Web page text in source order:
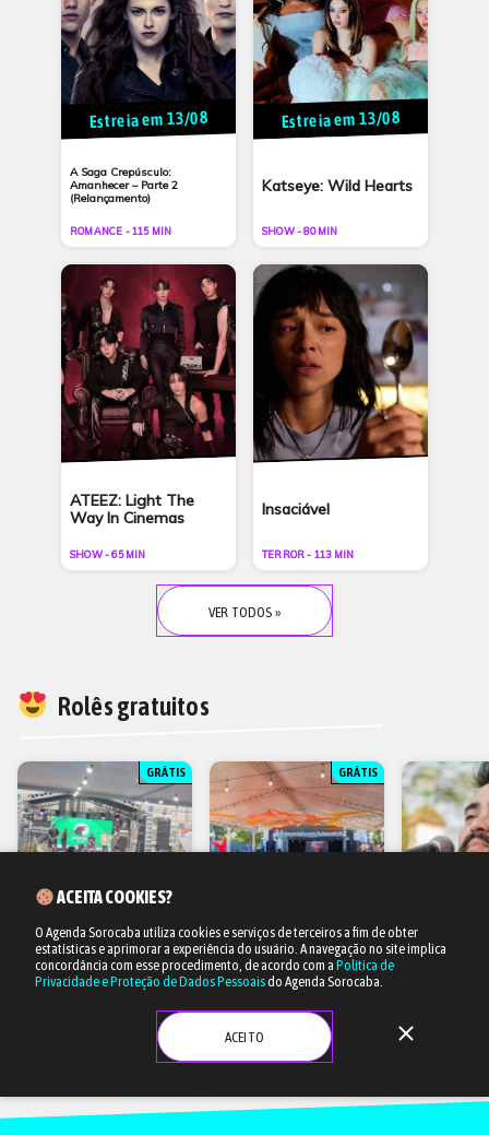
VER TODOS »
Estreia em 13/08
A Saga Crepúsculo:
Amanhecer – Parte 2
(Relançamento)
ROMANCE - 115 MIN
Estreia em 13/08
Katseye: Wild Hearts
SHOW - 80 MIN
ATEEZ: Light The
Way In Cinemas
SHOW - 65 MIN
Insaciável
TERROR - 113 MIN
Rolês gratuitos
GRÁTIS
09/08 às 11h
Festival das Tradições
Música e gastronomia
GRÁTIS
09/08 às 12h
Festival Sabores de
Música e gastronomia
PRAÇA ANTÔNIO PRADO
ACEITA COOKIES?
O Agenda Sorocaba utiliza cookies e serviços de terceiros a fim de obter
estatísticas e aprimorar a experiência do usuário. A navegação no site implica
concordância com esse procedimento, de acordo com a Política de
Privacidade e Proteção de Dados Pessoaisdo Agenda Sorocaba.
ACEITO close